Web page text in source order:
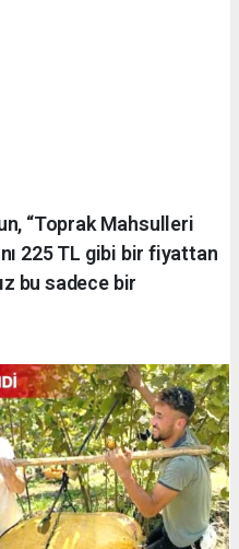
“Toprak Mahsulleri
225 TL gibi bir fiyattan
bu sadece bir